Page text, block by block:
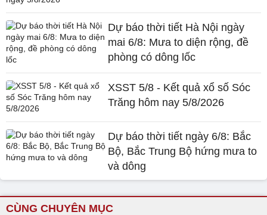
Dự báo thời tiết Hà Nội ngày
mai 6/8: Mưa to diện rộng, đề
phòng có dông lốc
XSST 5/8 - Kết quả xổ số Sóc
Trăng hôm nay 5/8/2026
Dự báo thời tiết ngày 6/8: Bắc
Bộ, Bắc Trung Bộ hứng mưa to
và dông
CÙNG CHUYÊN MỤC